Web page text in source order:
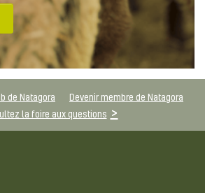
de Natagora
Devenir membre de Natagora
la foire aux questions